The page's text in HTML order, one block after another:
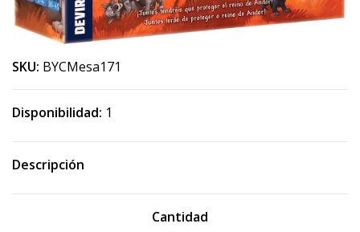
SKU: BYCMesa171
Disponibilidad: 1
Descripción
Cantidad